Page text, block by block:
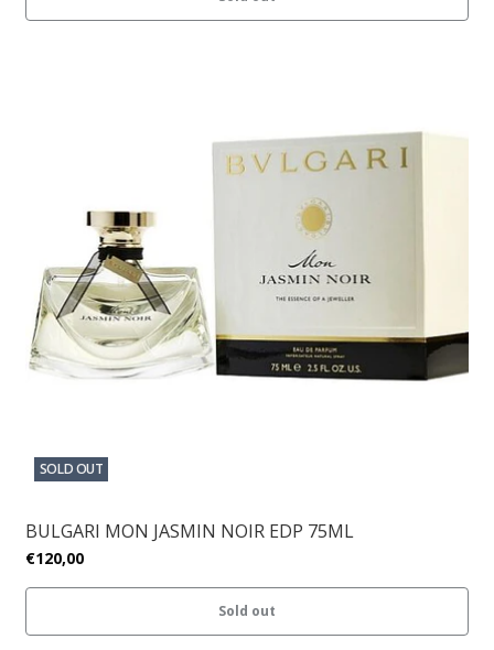
SOLD OUT
BULGARI MON JASMIN NOIR EDP 75ML
€120,00
Sold out